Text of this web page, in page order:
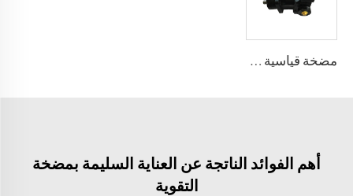
مضخة قياسية من البولي يوريثين A7VK لآلة الرغوة الأحجام 12، 28
أهم الفوائد الناتجة عن العناية السليمة بمضخة
التقوية